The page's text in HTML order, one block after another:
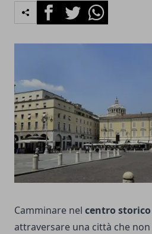
FacebookTwitterWhatsapp
Camminare nel centro
attraversare una città che